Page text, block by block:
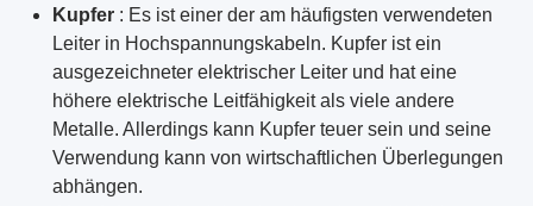
Kupfer : Es ist einer der am häufigsten verwendeten
Leiter in Hochspannungskabeln. Kupfer ist ein
ausgezeichneter elektrischer Leiter und hat eine
höhere elektrische Leitfähigkeit als viele andere
Metalle. Allerdings kann Kupfer teuer sein und seine
Verwendung kann von wirtschaftlichen Überlegungen
abhängen.